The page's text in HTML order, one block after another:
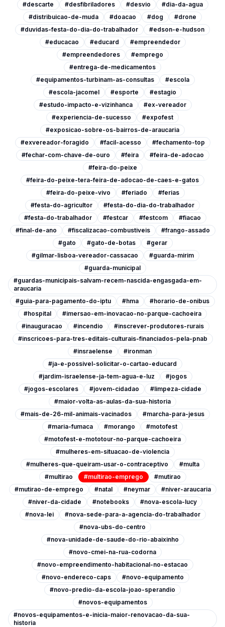
#descarte
#desfibriladores #desvio
#dia-da-agua
#distribuicao-de-muda
#doacao #dog
#drone
#duvidas-festa-do-dia-do-trabalhador
#edson-e-hudson
#educacao
#educard
#empreendedor
#empreendedores
#emprego
#entrega-de-medicamentos
#equipamentos-turbinam-as-consultas
#escola
#escola-jacomel
#esporte
#estagio
#estudo-impacto-e-vizinhanca
#ex-vereador
#experiencia-de-sucesso
#expofest
#exposicao-sobre-os-bairros-de-araucaria
#exvereador-foragido
#facil-acesso
#fechamento-top
#fechar-com-chave-de-ouro
#feira
#feira-de-adocao
#feira-do-peixe
#feira-do-peixe-tera-feira-de-adocao-de-caes-e-gatos
#feira-do-peixe-vivo
#feriado
#ferias
#festa-do-agricultor
#festa-do-dia-do-trabalhador
#festa-do-trabalhador
#festcar #festcom
#fiacao
#final-de-ano
#fiscalizacao-combustiveis
#frango-assado
#gato
#gato-de-botas
#gerar
#gilmar-lisboa-vereador-cassacao
#guarda-mirim
#guarda-municipal
#guardas-municipais-salvam-recem-nascida-engasgada-em-
araucaria
#guia-para-pagamento-do-iptu
#hma
#horario-de-onibus
#hospital
#imersao-em-inovacao-no-parque-cachoeira
#inauguracao
#incendio
#inscrever-produtores-rurais
#inscricoes-para-tres-editais-culturais-financiados-pela-pnab
#insraelense
#ironman
#ja-e-possivel-solicitar-o-cartao-educard
#jardim-israelense-ja-tem-agua-e-luz
#jogos
#jogos-escolares
#jovem-cidadao
#limpeza-cidade
#maior-volta-as-aulas-da-sua-historia
#mais-de-26-mil-animais-vacinados
#marcha-para-jesus
#maria-fumaca
#morango
#motofest
#motofest-e-mototour-no-parque-cachoeira
#mulheres-em-situacao-de-violencia
#mulheres-que-queiram-usar-o-contraceptivo
#multa
#multirao
#multirao-emprego
#mutirao
#mutirao-de-emprego
#natal #neymar
#niver-araucaria
#niver-da-cidade
#notebooks
#nova-escola-lucy
#nova-lei
#nova-sede-para-a-agencia-do-trabalhador
#nova-ubs-do-centro
#nova-unidade-de-saude-do-rio-abaixinho
#novo-cmei-na-rua-codorna
#novo-empreendimento-habitacional-no-estacao
#novo-endereco-caps
#novo-equipamento
#novo-predio-da-escola-joao-sperandio
#novos-equipamentos
#novos-equipamentos-e-inicia-maior-renovacao-da-sua-
historia